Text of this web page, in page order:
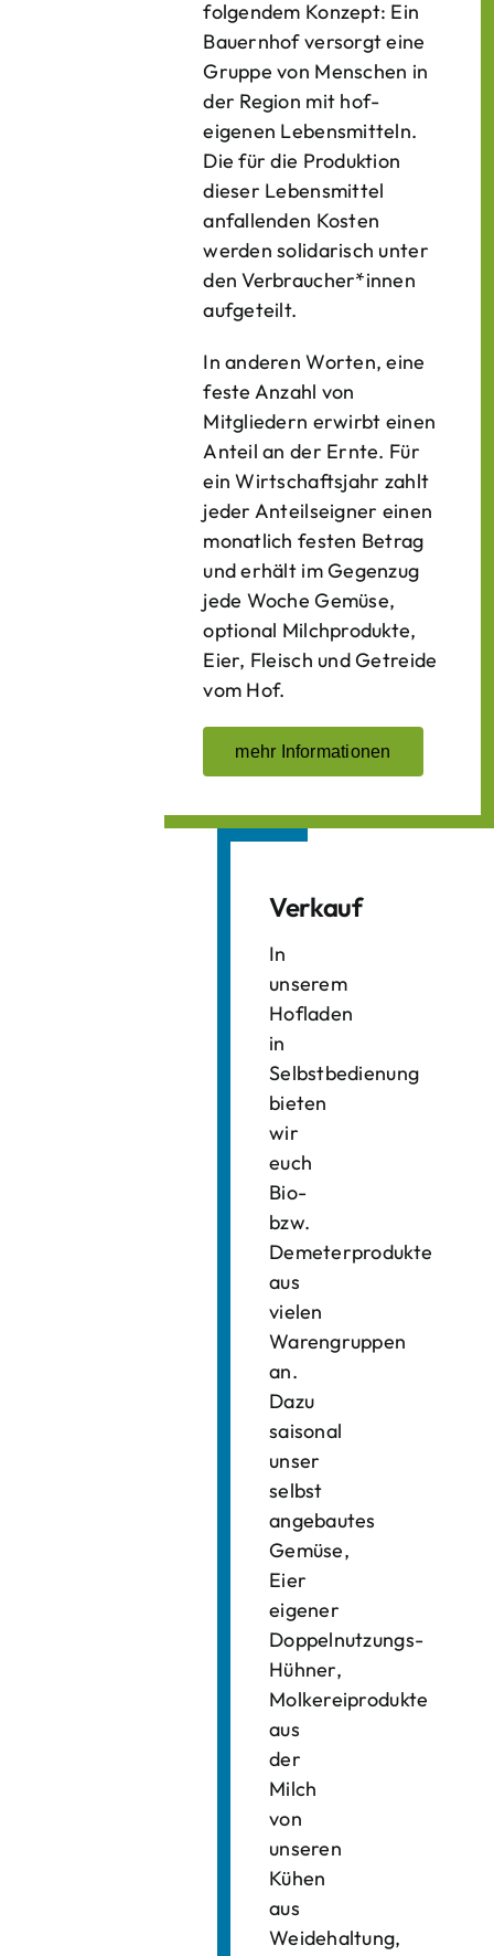
folgendem Konzept: Ein
Bauern­hof versorgt eine
Gruppe von Menschen in
der Region mit hof­
eigenen Lebens­mitteln.
Die für die Produktion
dieser Lebens­mittel
anfallenden Kosten
werden solidarisch unter
den Verbraucher*­innen
aufgeteilt.
In anderen Worten, eine
feste Anzahl von
Mitgliedern erwirbt einen
Anteil an der Ernte. Für
ein Wirtschaftsjahr zahlt
jeder Anteilseigner einen
monatlich festen Betrag
und erhält im Gegenzug
jede Woche Gemüse,
optional Milchprodukte,
Eier, Fleisch und Getreide
vom Hof.
mehr Informationen
Verkauf
In
unserem
Hofladen
in
Selbstbedienung
bieten
wir
euch
Bio-
bzw.
Demeterprodukte
aus
vielen
Warengruppen
an.
Dazu
saisonal
unser
selbst
angebautes
Gemüse,
Eier
eigener
Doppelnutzungs-
Hühner,
Molkereiprodukte
aus
der
Milch
von
unseren
Kühen
aus
Weidehaltung,